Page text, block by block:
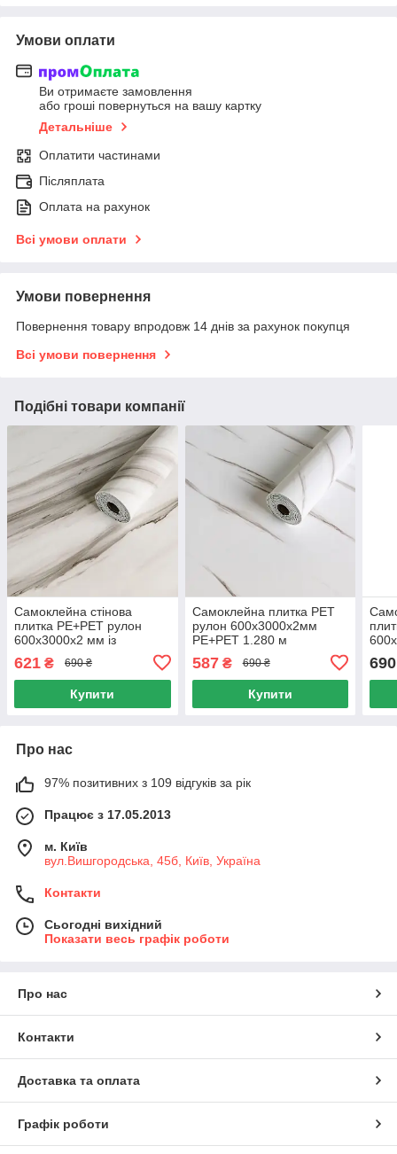
Умови оплати
Ви отримаєте замовлення
або гроші повернуться на вашу картку
Детальніше
Оплатити частинами
Післяплата
Оплата на рахунок
Всі умови оплати
Умови повернення
Повернення товару впродовж 14 днів за рахунок покупця
Всі умови повернення
Подібні товари компанії
Самоклейна стінова
плитка PE+PET рулон
600х3000х2 мм із
термоізоляцією для стін,
Стенові панелі 1.8 м2
621 ₴ 690 ₴
Купити
Самоклейна плитка PET
рулон 600х3000х2мм
PE+PET 1.280 м
стінові вологостійкі 2 мм
1.8 м2
587₴ 690 ₴
Купити
690
Про нас
97% позитивних з 109 відгуків за рік
Працює з 17.05.2013
м. Київ
вул.Вишгородська, 45б, Київ, Україна
Контакти
Сьогодні вихідний
Показати весь графік роботи
Про нас
Контакти
Доставка та оплата
Графік роботи